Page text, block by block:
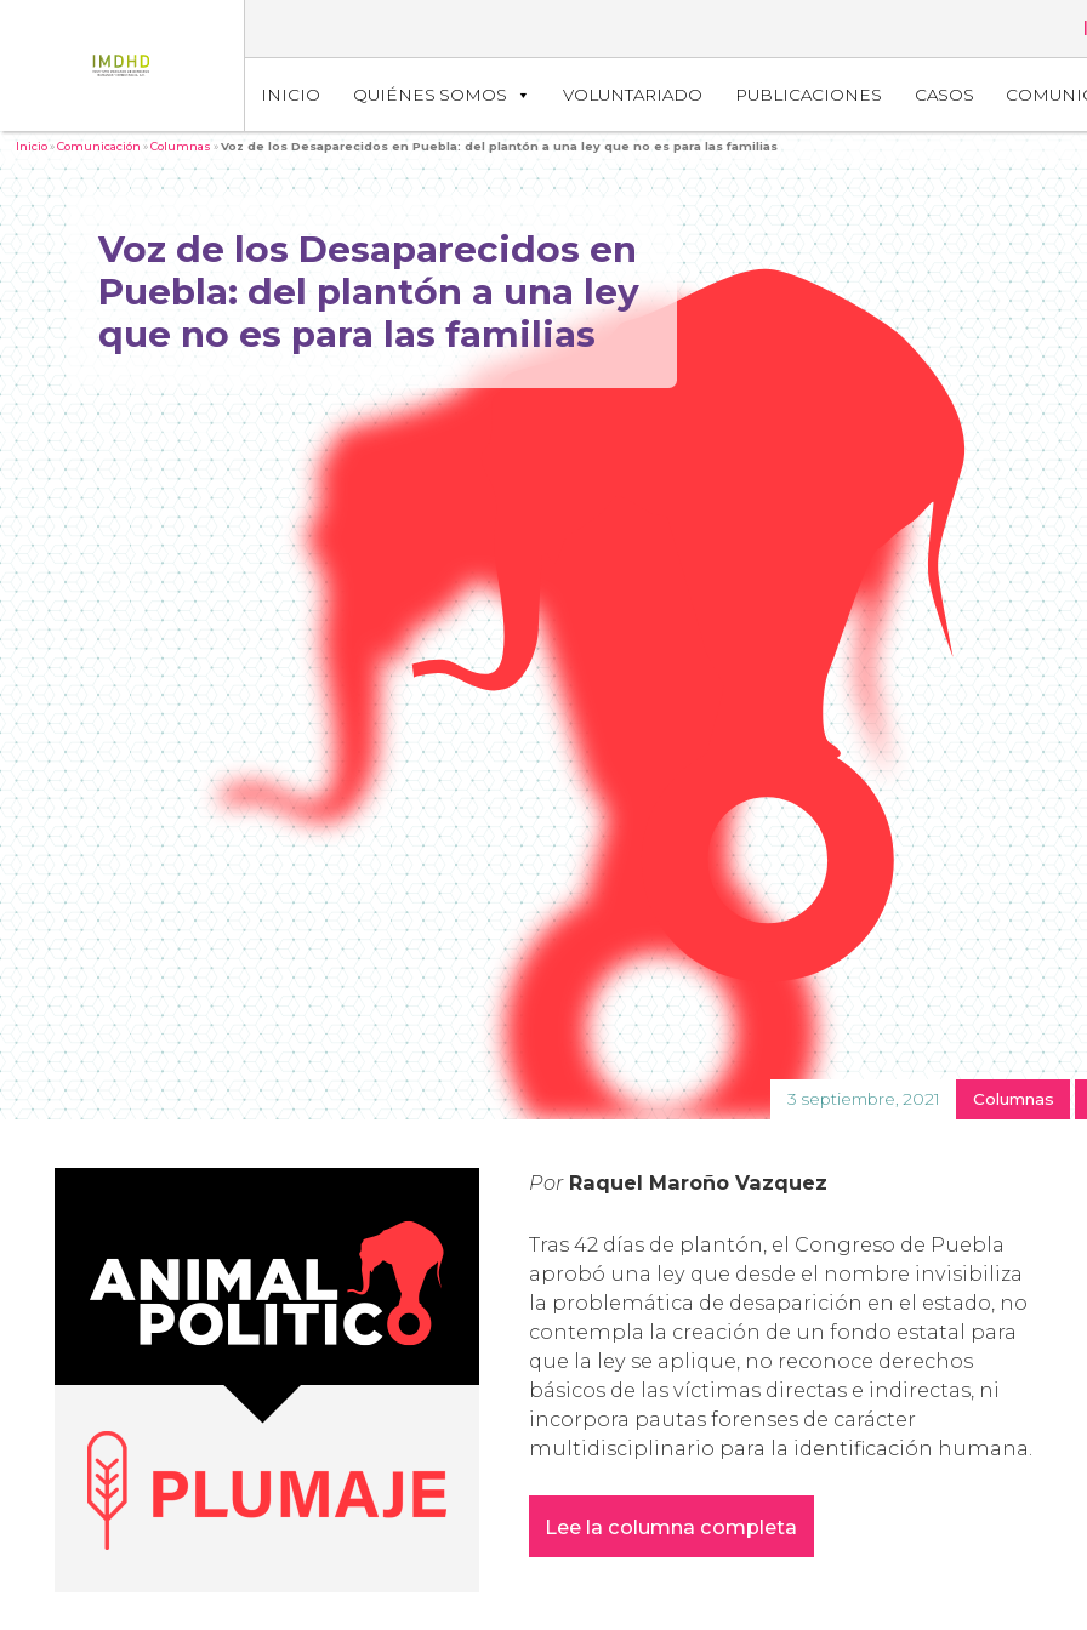
INICIO QUIÉNES SOMOS VOLUNTARIADO PUBLICACIONES CASOS
Inicio»Comunicación »Columnas »Voz de los Desaparecidos en Puebla: del plantón a una ley que no es para las familias
Voz de los Desaparecidos en
Puebla: del plantón a una ley
que no es para las familias
Columnas
3 septiembre, 2021
PorRaquel Maroño Vazquez
Tras 42 días de plantón, el Congreso de Puebla
aprobó una ley que desde el nombre invisibiliza
la problemática de desaparición en el estado, no
contempla la creación de un fondo estatal para
que la ley se aplique, no reconoce derechos
básicos de las víctimas directas e indirectas, ni
incorpora pautas forenses de carácter
multidisciplinario para la identificación humana.
Lee la columna completa